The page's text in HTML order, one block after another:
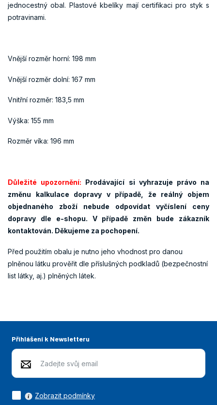
jednocestný obal. Plastové kbelíky mají certifikaci pro styk s
potravinami.
Vnější rozměr horní: 198 mm
Vnější rozměr dolní: 167 mm
Vnitřní rozměr: 183,5 mm
Výška: 155 mm
Rozměr víka: 196 mm
Důležité upozornění: Prodávající si vyhrazuje právo na
změnu kalkulace dopravy v případě, že reálný objem
objednaného zboží nebude odpovídat vyčíslení ceny
dopravy dle e-shopu. V případě změn bude zákazník
kontaktován. Děkujeme za pochopení.
Před použitím obalu je nutno jeho vhodnost pro danou
plněnou látku prověřit dle příslušných podkladů (bezpečnostní
list látky, aj.) plněných látek.
Přihlášení k Newsletteru
Zobrazit podmínky